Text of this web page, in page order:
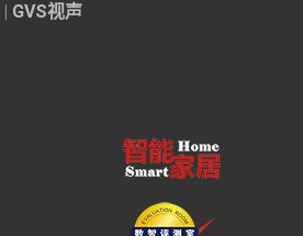
GVS视声